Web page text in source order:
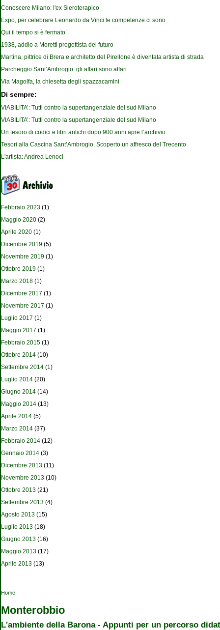
Conoscere Milano: l'ex Sieroterapico
Expo, per celebrare Leonardo da Vinci le competenze ci sono
Qui il tempo si è fermato
1938, addio a Moretti progettista del futuro
Martina, pittrice di Brera e architetto del Pirellone è diventata artista di strada
Parcheggio Sant’Ambrogio: gli affari sono affari
Via Magolfa, la chiesetta degli spazzacamini
Di sempre:
VIABILITA’: Tutti contro la supertangenziale del sud Milano
VIABILITA’: Tutti contro la supertangenziale del sud Milano
Un tesoro di codici e libri antichi dopo 900 anni apre l’archivio
Tesori alla Cascina Sant’Ambrogio. Scoperto un affresco del Trecento
L'artista: Andrea Lenoci
Febbraio 2023 (1)
Maggio 2020 (2)
Aprile 2020 (1)
Dicembre 2019 (5)
Novembre 2019 (1)
Ottobre 2019 (1)
Marzo 2018 (1)
Dicembre 2017 (1)
Novembre 2017 (1)
Luglio 2017 (1)
Maggio 2017 (1)
Febbraio 2015 (1)
Ottobre 2014 (10)
Settembre 2014 (1)
Luglio 2014 (20)
Giugno 2014 (14)
Maggio 2014 (13)
Aprile 2014 (5)
Marzo 2014 (37)
Febbraio 2014 (12)
Gennaio 2014 (3)
Dicembre 2013 (11)
Novembre 2013 (10)
Ottobre 2013 (21)
Settembre 2013 (4)
Agosto 2013 (15)
Luglio 2013 (18)
Giugno 2013 (16)
Maggio 2013 (17)
Aprile 2013 (13)
Tu sei qui
Home
Monterobbio
L'ambiente della Barona - Appunti per un percorso